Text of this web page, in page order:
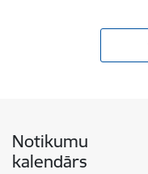
Notikumu
kalendārs